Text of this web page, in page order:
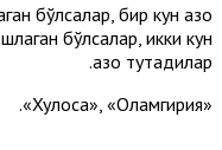
бўлсалар, бир кун қазо
бўлсалар, ик­ки кун
қазо тутадилар.
«Хулоса», «Оламгирия».